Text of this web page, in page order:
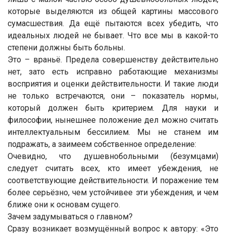
которые выделяются из общей картины массового
сумасшествия. Да ещё пытаются всех убедить, что
идеальных людей не бывает. Что все мы в какой-то
степени должны быть больны.
Это – враньё. Предела совершенству действительно
нет, зато есть исправно работающие механизмы
восприятия и оценки действительности. И такие люди
не только встречаются, они – показатель нормы,
который должен быть критерием. Для науки и
философии, нынешнее положение дел можно считать
интеллектуальным бессилием. Мы не станем им
подражать, а заимеем собственное определение:
Очевидно, что душевнобольными (безумцами)
следует считать всех, кто имеет убеждения, не
соответствующие действительности. И поражение тем
более серьёзно, чем устойчивее эти убеждения, и чем
ближе они к основам сущего.
Зачем задумываться о главном?
Сразу возникает возмущённый вопрос к автору: «Это